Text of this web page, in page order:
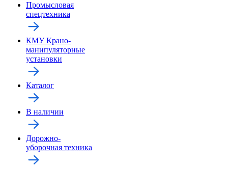
Промысловая
спецтехника
КМУ Крано-
манипуляторные
установки
Каталог
В наличии
Дорожно-
уборочная техника